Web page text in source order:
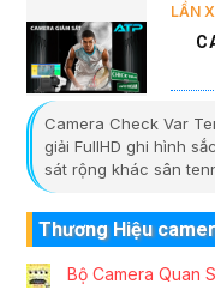
LẦN
Camera Check Var
giải FullHD ghi hình
sát rộng khác sân
Thương Hiệu
Bộ Camera Quan